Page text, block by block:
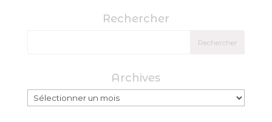
Rechercher
Archives
Archives